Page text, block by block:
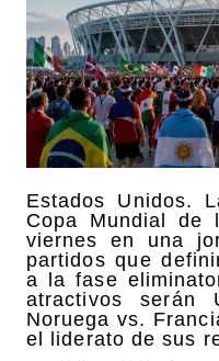
Estados Unidos.
Copa Mundial de
viernes en una
partidos que
a la fase
atractivos serán
Noruega vs.
el liderato de sus